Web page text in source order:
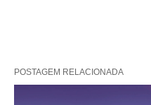
POSTAGEM RELACIONADA